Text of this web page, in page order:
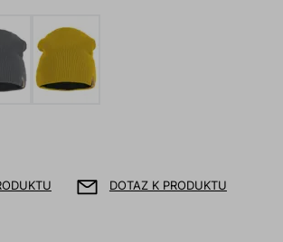
DOTAZ K PRODUKTU